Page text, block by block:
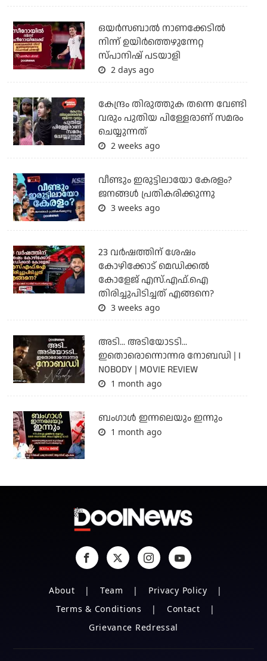
ഒയര്‍സബാൽ നാണക്കേടിൽ
നിന്ന് ഉയിർത്തെഴുന്നേറ്റ
സ്പാനിഷ് പടയാളി
2 days ago
കേന്ദ്രം തിരുത്തുക തന്നെ വേണ്ടി
വരും പുതിയ പിള്ളേരാണ് സമരം
ചെയ്യുന്നത്
2 weeks ago
വീണ്ടും ഇരുട്ടിലായോ കേരളം?
ജനങ്ങൾ പ്രതികരിക്കുന്നു
3 weeks ago
23 വർഷത്തിന് ശേഷം
കോഴിക്കോട് മെഡിക്കൽ
കോളേജ് എസ്.എഫ്.ഐ
തിരിച്ചുപിടിച്ചത് എങ്ങനെ?
3 weeks ago
അടി... അടിയോടടി...
ഇതൊരൊന്നൊന്നര നോബഡി | I
NOBODY | MOVIE REVIEW
1 month ago
ബംഗാള്‍ ഇന്നലെയും ഇന്നും
1 month ago
About Team
Privacy Policy
Terms & Conditions
Contact
Grievance Redressal